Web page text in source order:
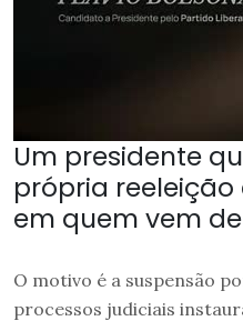
Um presidente
própria
em quem vem
O motivo é a suspensão
processos judiciais